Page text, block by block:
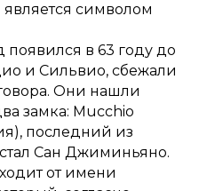
символом
появился в 63 году до
и Сильвио, сбежали
Они нашли
замка: Mucchio
последний из
Сан Джиминьяно.
от имени